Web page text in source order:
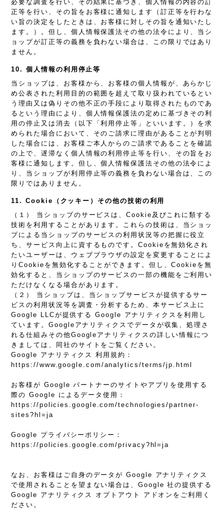
必要な調査を行い、その結果に基づき、個人情報の内容の訂
正等を行い、その旨をお客様に通知します（訂正等を行わな
い旨の決定をしたときは、お客様に対しその旨を通知いたし
ます。）。但し、個人情報保護法その他の法令により、当シ
ョップが訂正等の義務を負わない場合は、この限りではあり
ません。
10. 個人情報の利用停止等
当ショップは、お客様から、お客様の個人情報が、あらかじ
め公表された利用目的の範囲を超えて取り扱われているとい
う理由又は偽りその他不正の手段により取得されたものであ
るという理由により、個人情報保護法の定めに基づきその利
用の停止又は消去（以下「利用停止等」といいます。）を求
められた場合において、そのご請求に理由があることが判明
した場合には、お客様ご本人からのご請求であることを確認
の上で、遅滞なく個人情報の利用停止等を行い、その旨をお
客様に通知します。但し、個人情報保護法その他の法令によ
り、当ショップが利用停止等の義務を負わない場合は、この
限りではありません。
11. Cookie（クッキー）その他の技術の利用
（１） 当ショップのサービスは、Cookie及びこれに類する
技術を利用することがあります。これらの技術は、当ショッ
プによる当ショップのサービスの利用状況等の把握に役立
ち、サービス向上に資するものです。Cookieを無効化され
たいユーザーは、ウェブブラウザの設定を変更することによ
りCookieを無効化することができます。但し、Cookieを無
効化すると、当ショップのサービスの一部の機能をご利用い
ただけなくなる場合があります。
（２） 当ショップは、当ショップサービスが提供するサー
ビスの利用状況等を調査・分析するため、本サービス上に
Google LLCが提供する Google アナリティクスを利用し
ています。Googleアナリティクスでデータが収集、処理さ
れる仕組みその他Googleアナリティクスの詳しい情報につ
きましては、同社のサイトをご覧ください。
Google アナリティクス 利用規約：
https://www.google.com/analytics/terms/jp.html
お客様が Google パートナーのサイトやアプリを使用する
際の Google によるデータ使用：
https://policies.google.com/technologies/partner-
sites?hl=ja
Google プライバシーポリシー：
https://policies.google.com/privacy?hl=ja
なお、お客様はご自身のデータが Google アナリティクス
で使用されることを望まない場合は、Google 社の提供する
Google アナリティクス オプトアウト アドオンをご利用く
ださい。